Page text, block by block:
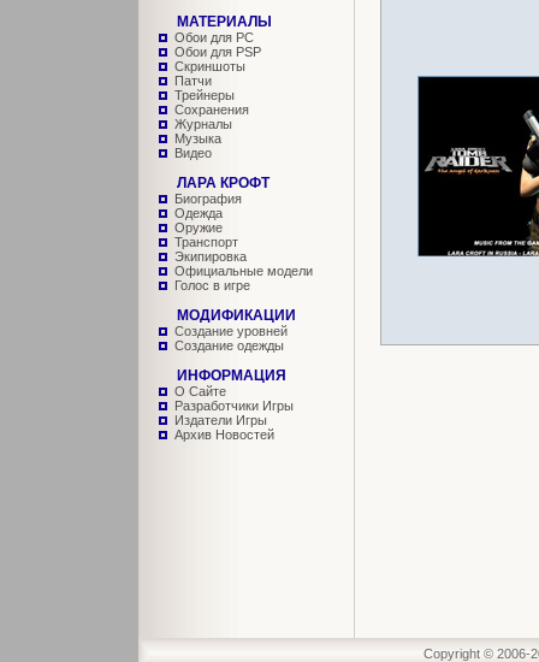
МАТЕРИАЛЫ
Обои для PC
Обои для PSP
Скриншоты
Патчи
Трейнеры
Сохранения
Журналы
Музыка
Видео
ЛАРА КРОФТ
Биография
Одежда
Оружие
Транспорт
Экипировка
Официальные модели
Голос в игре
МОДИФИКАЦИИ
Создание уровней
Создание одежды
ИНФОРМАЦИЯ
О Сайте
Разработчики Игры
Издатели Игры
Архив Новостей
Copyright © 2006-